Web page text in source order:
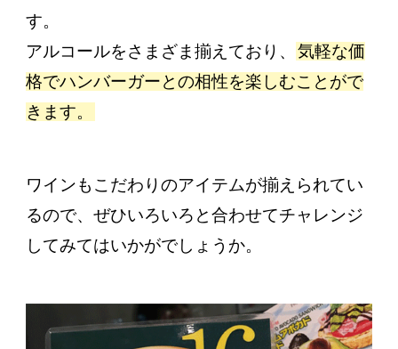
す。
アルコールをさまざま揃えており、 気軽な価
格でハンバーガーとの相性を楽しむことがで
きます。
ワインもこだわりのアイテムが揃えられてい
るので、ぜひいろいろと合わせてチャレンジ
してみてはいかがでしょうか。